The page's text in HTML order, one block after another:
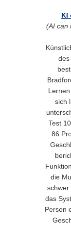
KI
(AI can
des
sich
Test
86
die
schwer
das
Person